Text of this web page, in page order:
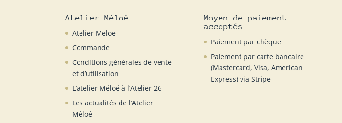
Atelier Méloé
Atelier Meloe
Commande
Conditions générales de vente
et d’utilisation
L’atelier Méloé à l’Atelier 26
Les actualités de l’Atelier
Méloé
Moyen de paiement
acceptés
Paiement par chèque
Paiement par carte bancaire
(Mastercard, Visa, American
Express) via Stripe